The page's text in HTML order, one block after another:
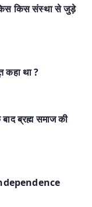
किस संस्था से जुड़े
कहा था ?
ब्रह्म समाज की